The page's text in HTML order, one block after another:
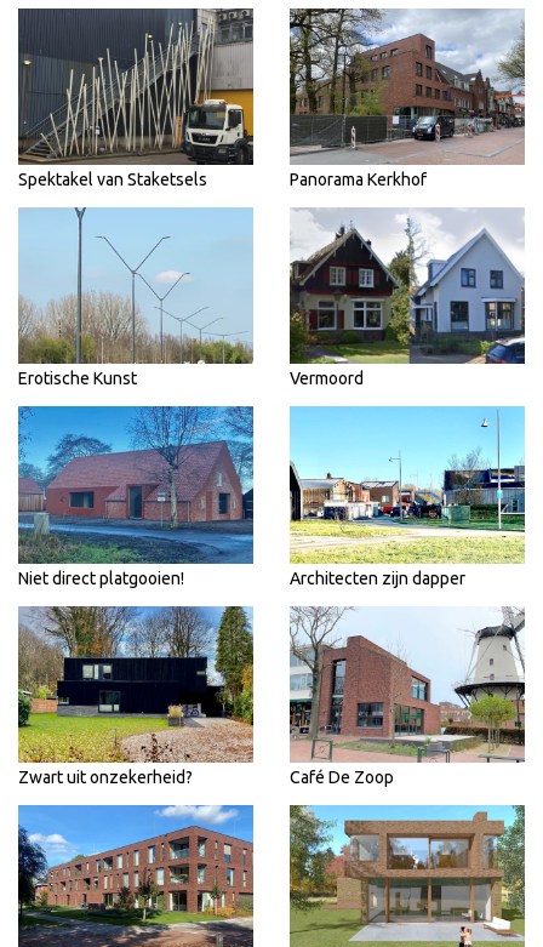
Spektakel van Staketsels Panorama Kerkhof
Erotische Kunst Vermoord
Niet direct platgooien! Architecten zijn dapper
Zwart uit onzekerheid? Café De Zoop